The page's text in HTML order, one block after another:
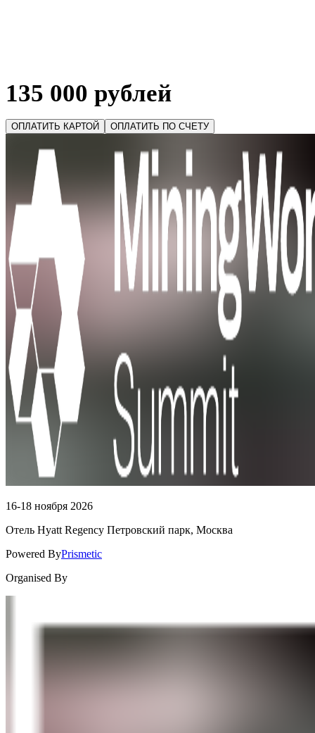
135 000 рублей
ОПЛАТИТЬ КАРТОЙ ОПЛАТИТЬ ПО СЧЕТУ
16-18 ноября 2026
Отель Hyatt Regency Петровский парк, Москва
Powered ByPrismetic
Organised By